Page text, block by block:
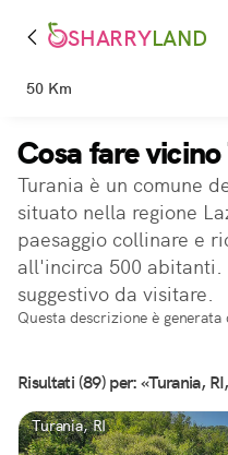
SHARRYLAND
50 Km
Cosa fare
Turania è un comune
situato nella regione
paesaggio collinare e
all'incirca 500 abitanti.
suggestivo da visitare.
Questa descrizione è generata
Risultati (89) per: «Turania,
Turania, RI